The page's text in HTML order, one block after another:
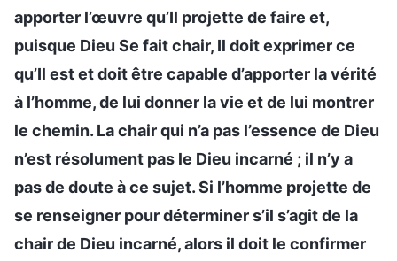
apporter l’œuvre qu’Il projette de faire et,
puisque Dieu Se fait chair, Il doit exprimer ce
qu’Il est et doit être capable d’apporter la vérité
à l’homme, de lui donner la vie et de lui montrer
le chemin. La chair qui n’a pas l’essence de Dieu
n’est résolument pas le Dieu incarné ; il n’y a
pas de doute à ce sujet. Si l’homme projette de
se renseigner pour déterminer s’il s’agit de la
chair de Dieu incarné, alors il doit le confirmer